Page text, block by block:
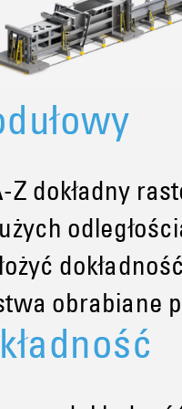
Z dokładny
obrabiane